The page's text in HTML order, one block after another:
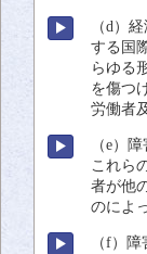
（d）経
する 国
らゆる
を傷つ
労働者
（e）
障
これら
者が他
のによ
（f）
障